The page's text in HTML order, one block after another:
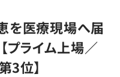
を医療現場へ届
プライム上場／
3位】